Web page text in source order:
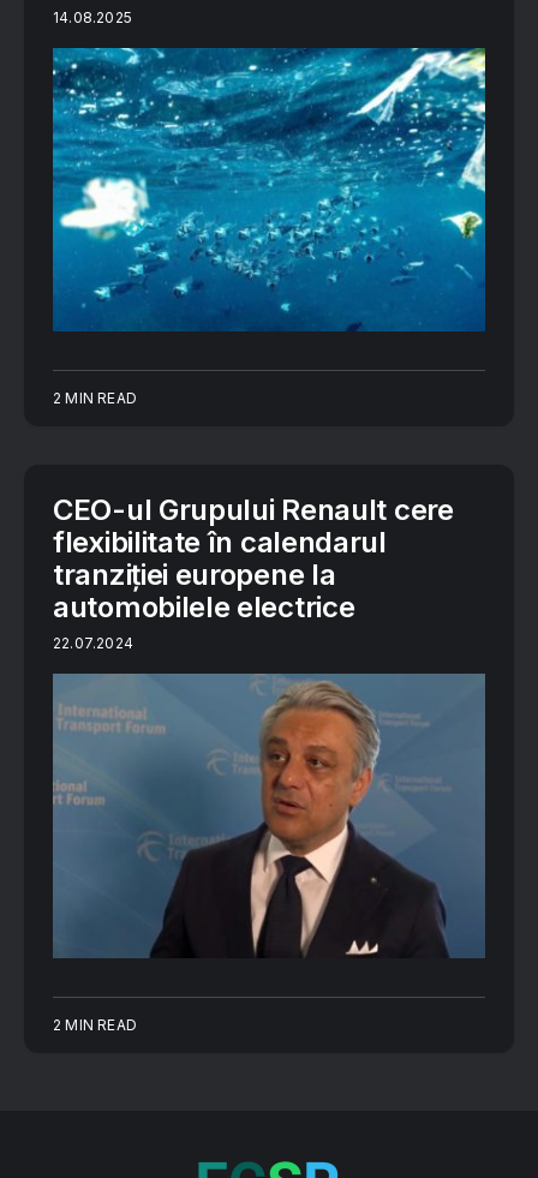
14.08.2025
2 MIN READ
CEO-ul Grupului Renault cere
flexibilitate în calendarul
tranziţiei europene la
automobilele electrice
22.07.2024
2 MIN READ